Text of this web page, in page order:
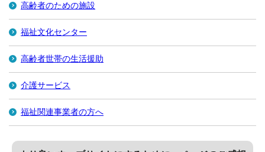
高齢者のための施設
福祉文化センター
高齢者世帯の生活援助
介護サービス
福祉関連事業者の方へ